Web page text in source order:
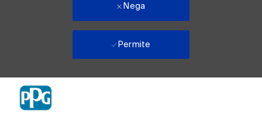
Nega
Permite